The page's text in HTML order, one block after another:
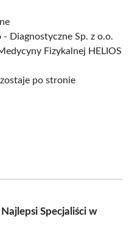
Diagnostyczne Sp. z o.o.
Fizykalnej HELIOS
po stronie
Specjaliści w